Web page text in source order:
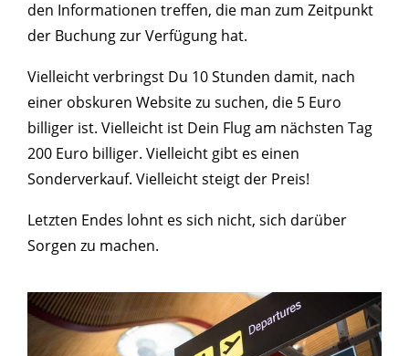
den Informationen treffen, die man zum Zeitpunkt
der Buchung zur Verfügung hat.
Vielleicht verbringst Du 10 Stunden damit, nach
einer obskuren Website zu suchen, die 5 Euro
billiger ist. Vielleicht ist Dein Flug am nächsten Tag
200 Euro billiger. Vielleicht gibt es einen
Sonderverkauf. Vielleicht steigt der Preis!
Letzten Endes lohnt es sich nicht, sich darüber
Sorgen zu machen.